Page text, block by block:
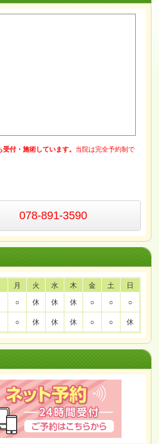
付・施術しています。 当院は完全予約制で
078-891-3590
月 火 水 木 金 土 日
○ 休 休 休 ○ ○ ○
○ 休 休 休 ○ ○ 休